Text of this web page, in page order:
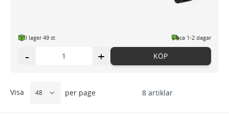
I lager 49 st ca 1-2 dagar
- + KÖP
8artiklar
Visa per page